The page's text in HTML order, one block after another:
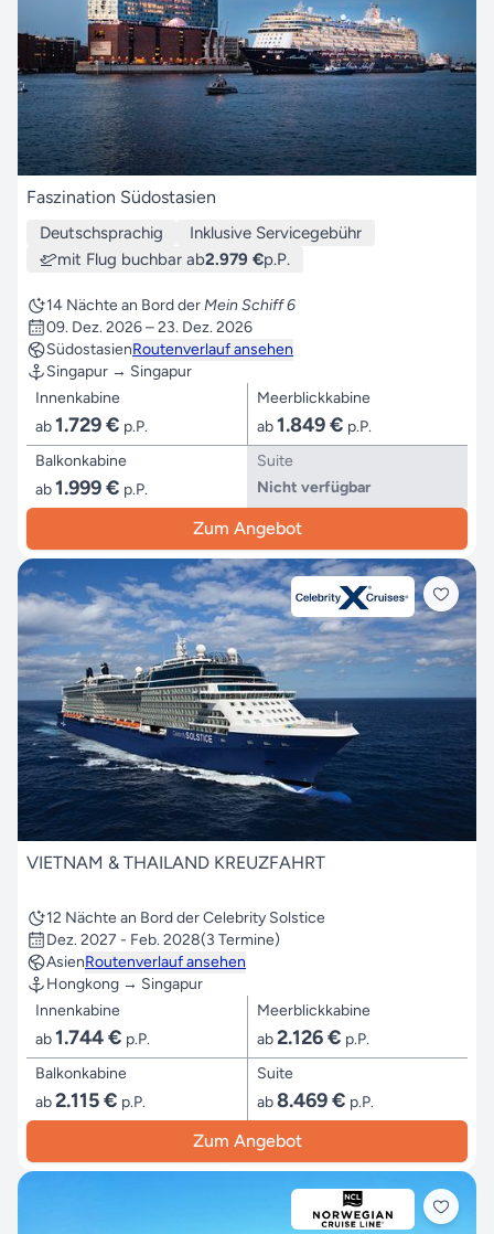
Faszination Südostasien
Deutschsprachig
Inklusive Servicegebühr
mit Flug buchbar ab2.979 €p.P.
14 Nächte an Bord derMein Schiff 6
09. Dez. 2026 – 23. Dez. 2026
SüdostasienRoutenverlauf ansehen
Singapur → Singapur
Innenkabine
ab1.729 € p.P.
Meerblickkabine
ab1.849 € p.P.
Balkonkabine
ab1.999 € p.P.
Suite
Nicht verfügbar
Zum Angebot
VIETNAM & THAILAND KREUZFAHRT
12 Nächte an Bord der Celebrity Solstice
Dez. 2027 - Feb. 2028(3 Termine)
AsienRoutenverlauf ansehen
Hongkong → Singapur
Innenkabine
ab1.744 € p.P.
Meerblickkabine
ab2.126 € p.P.
Balkonkabine
ab2.115 € p.P.
Suite
ab8.469 € p.P.
Zum Angebot